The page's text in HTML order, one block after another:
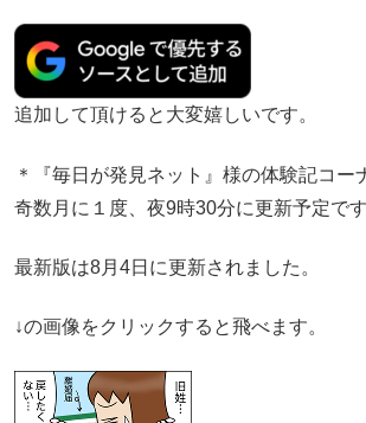
追加して頂けると大変嬉しいです。
＊『毎日が発見ネット』様の体験記コー
奇数月に１度、夜9時30分に更新予定です
最新版は8月4日に更新されました。
↓の画像をクリックすると飛べます。